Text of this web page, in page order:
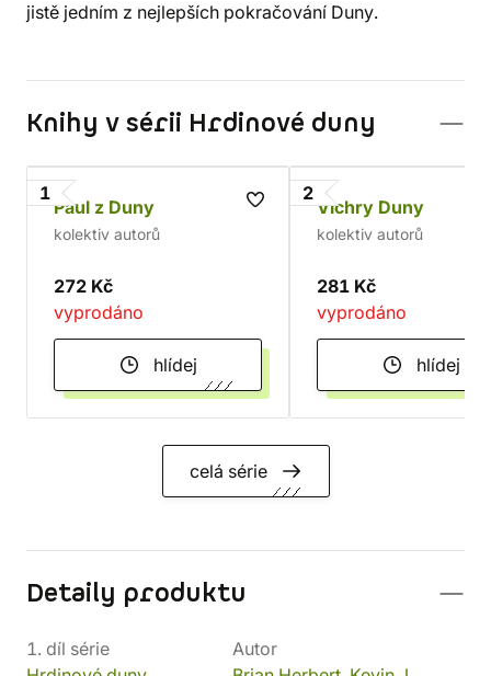
jistě jedním z nejlepších pokračování Duny.
Knihy v sérii Hrdinové duny
1
Paul z Duny
kolektiv autorů
272 Kč
vyprodáno
hlídej
2
Vichry Duny
kolektiv autorů
281 Kč
vyprodáno
hlídej
celá série
Detaily produktu
1. díl série
Autor